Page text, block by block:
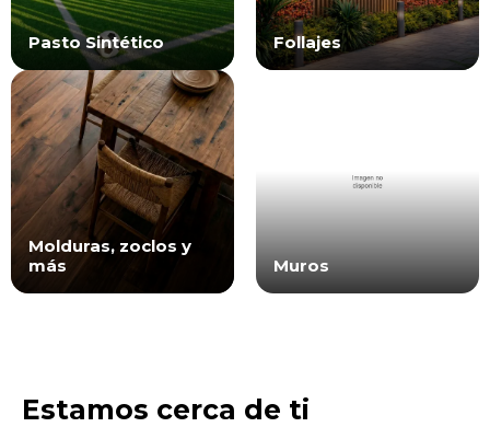
Pasto Sintético Follajes
Molduras, zoclos y
más
Muros
Estamos cerca de ti